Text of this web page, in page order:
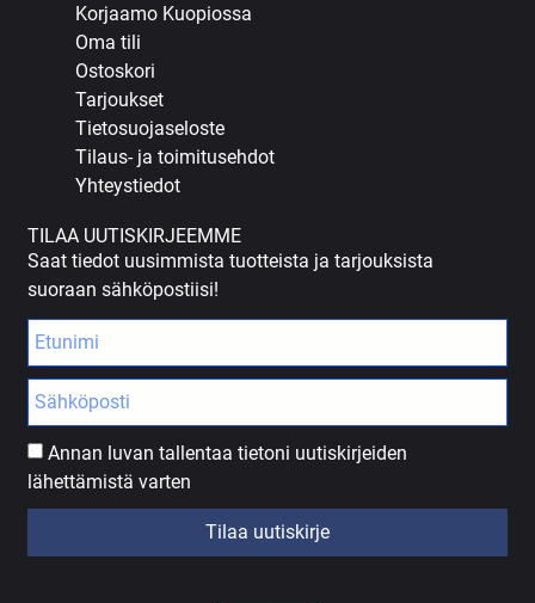
Korjaamo Kuopiossa
Oma tili
Ostoskori
Tarjoukset
Tietosuojaseloste
Tilaus- ja toimitusehdot
Yhteystiedot
TILAA UUTISKIRJEEMME
Saat tiedot uusimmista tuotteista ja tarjouksista
suoraan sähköpostiisi!
Annan luvan tallentaa tietoni uutiskirjeiden
lähettämistä varten
Tilaa uutiskirje